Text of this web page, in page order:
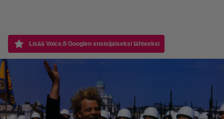
Lisää Voice.fi Googlen ensisijaiseksi lähteeksi